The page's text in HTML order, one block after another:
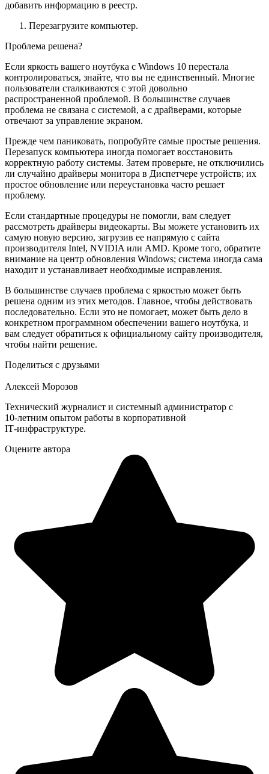
добавить информацию в реестр.
Перезагрузите компьютер.
Проблема решена?
Если яркость вашего ноутбука с Windows 10 перестала
контролироваться, знайте, что вы не единственный. Многие
пользователи сталкиваются с этой довольно
распространенной проблемой. В большинстве случаев
проблема не связана с системой, а с драйверами, которые
отвечают за управление экраном.
Прежде чем паниковать, попробуйте самые простые решения.
Перезапуск компьютера иногда помогает восстановить
корректную работу системы. Затем проверьте, не отключились
ли случайно драйверы монитора в Диспетчере устройств; их
простое обновление или переустановка часто решает
проблему.
Если стандартные процедуры не помогли, вам следует
рассмотреть драйверы видеокарты. Вы можете установить их
самую новую версию, загрузив ее напрямую с сайта
производителя Intel, NVIDIA или AMD. Кроме того, обратите
внимание на центр обновления Windows; система иногда сама
находит и устанавливает необходимые исправления.
В большинстве случаев проблема с яркостью может быть
решена одним из этих методов. Главное, чтобы действовать
последовательно. Если это не помогает, может быть дело в
конкретном программном обеспечении вашего ноутбука, и
вам следует обратиться к официальному сайту производителя,
чтобы найти решение.
Поделиться с друзьями
Алексей Морозов
Технический журналист и системный администратор с
10‑летним опытом работы в корпоративной
IT‑инфраструктуре.
Оцените автора